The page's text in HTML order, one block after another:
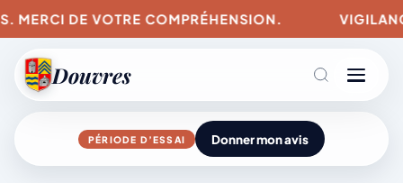
MERCI DE VOTRE COMPRÉHENSION.
Douvres
Agenda
PÉRIODE D’ESSAI Donner mon avis